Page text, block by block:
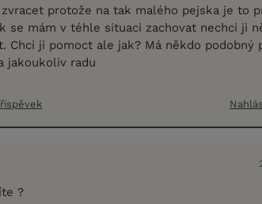
protože na tak malého pejska je to
se mám v téhle situaci zachovat nechci ji
Chci jí pomoct ale jak? Má někdo podobný
jakoukoliv radu
?